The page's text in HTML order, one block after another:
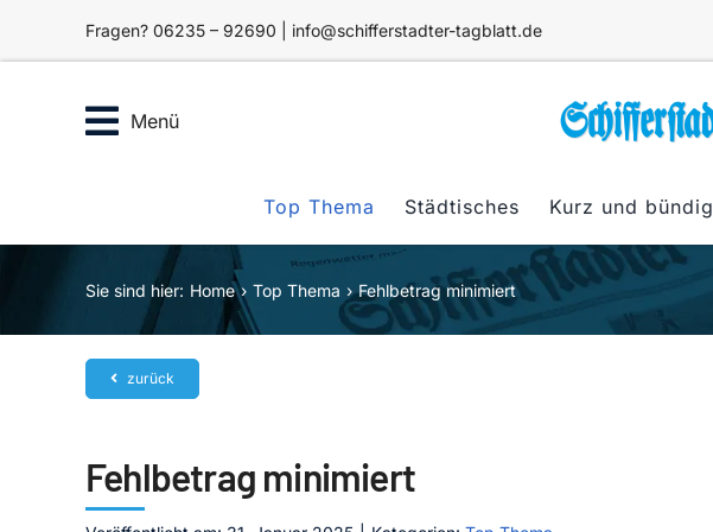
Fragen? 06235 – 92690 | info@schifferstadter-tagblatt.de
Menü
Top Thema Städtisches Kurz und bündig
Sie sind hier: Home Top Thema Fehlbetrag minimiert
zurück
Fehlbetrag minimiert